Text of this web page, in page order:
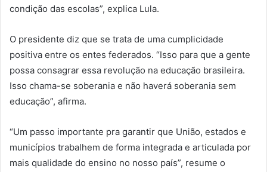
condição das escolas”, explica Lula.
O presidente diz que se trata de uma cumplicidade
positiva entre os entes federados. “Isso para que a gente
possa consagrar essa revolução na educação brasileira.
Isso chama-se soberania e não haverá soberania sem
educação”, afirma.
“Um passo importante pra garantir que União, estados e
municípios trabalhem de forma integrada e articulada por
mais qualidade do ensino no nosso país”, resume o